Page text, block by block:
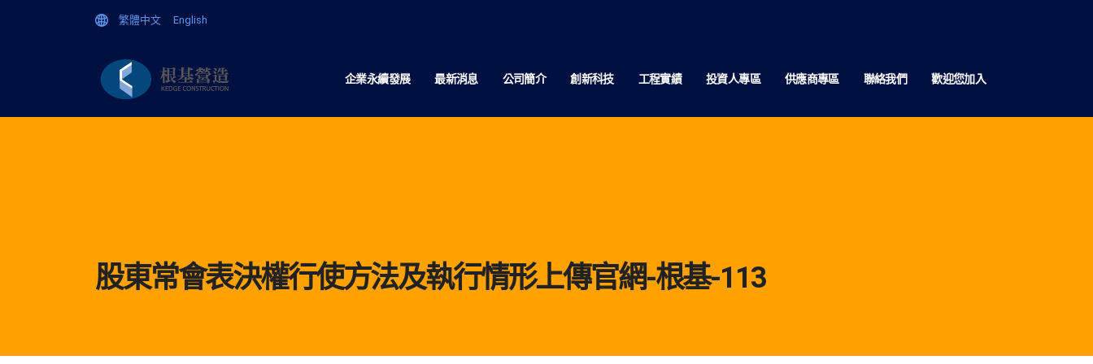
繁體中文 English
企業永續發展 最新消息 公司簡介 創新科技 工程實績 投資人專區 供應商專區 聯絡我們 歡迎您加入
股東常會表決權行使方法及執行情形上傳官網-根基-113